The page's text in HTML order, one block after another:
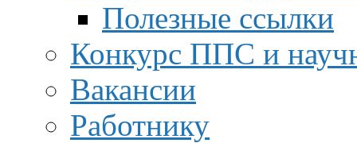
Полезные ссылки
Конкурс ППС и
Вакансии
Работнику